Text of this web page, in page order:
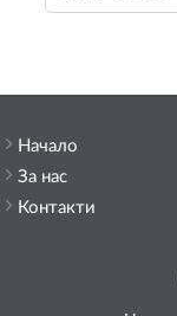
Начало
За нас
Контакти